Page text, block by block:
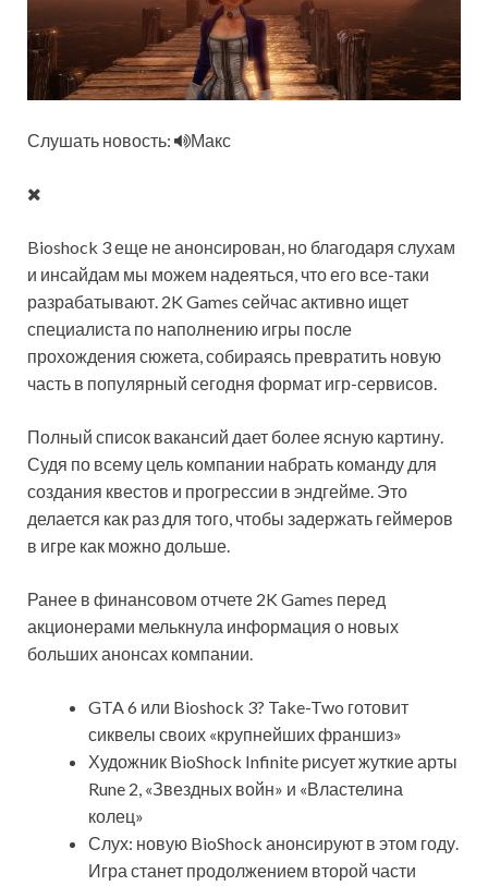
Слушать новость: Макс
Bioshock 3 еще не анонсирован, но благодаря слухам
и инсайдам мы можем надеяться, что его все-таки
разрабатывают. 2K Games сейчас активно ищет
специалиста по наполнению игры после
прохождения сюжета, собираясь превратить новую
часть в популярный сегодня формат игр-сервисов.
Полный список вакансий дает более ясную картину.
Судя по всему цель компании набрать команду для
создания квестов и прогрессии в эндгейме. Это
делается как раз для того, чтобы задержать геймеров
в игре как можно дольше.
Ранее в финансовом отчете 2K Games перед
акционерами мелькнула информация о новых
больших анонсах компании.
GTA 6 или Bioshock 3? Take-Two готовит
сиквелы своих «крупнейших франшиз»
Художник BioShock Infinite рисует жуткие арты
Rune 2, «Звездных войн» и «Властелина
колец»
Слух: новую BioShock анонсируют в этом году.
Игра станет продолжением второй части